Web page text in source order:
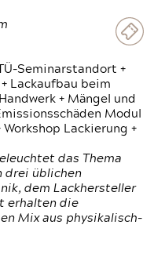
Seminarstandort +
Lackaufbau beim
+ Mängel und
Modul
Workshop Lackierung +
das Thema
drei üblichen
dem Lackhersteller
erhalten die
Mix aus physikalisch-